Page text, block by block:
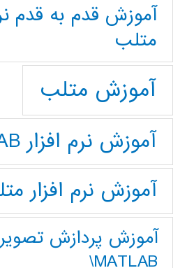
آموزش قدم به قدم
متلب
آموزش متلب
آموزش نرم افزار MATLAB
آموزش نرم افزار
آموزش پردازش
MATLAB\